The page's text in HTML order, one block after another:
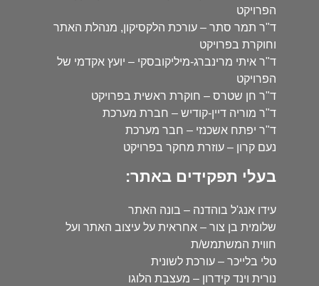
הפרויקט
ד"ר תמר סתר – עורכת הלקסיקון, מנהלת האתר
וחוקרת בפרויקט
ד"ר איתי מרינברג-מיליקובסקי – יועץ אקדמי של
הפרויקט
ד"ר חן שטרס – חוקרת ראשית בפרויקט
ד"ר מוריה דיין-קודיש – חברת מערכת
ד"ר יפתח אשכנזי – חבר מערכת
נעם קרון – עוזרת מחקר בפרויקט
בעלי תפקידים באתר:
עידו אנג'ל בוהדנה – בונה האתר
שלומית בן צור – אחראית על עיצוב האתר ועל
חווית המשתמש/ת
טלי בלייכר – עורכת לשונית
נורית וינד קידרון – מעצבת הלוגו